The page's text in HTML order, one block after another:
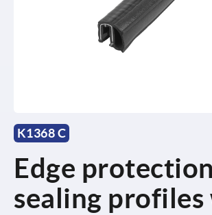
K1368 C
Edge protection
sealing